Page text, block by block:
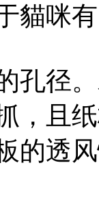
貓咪
孔径
，且
的透